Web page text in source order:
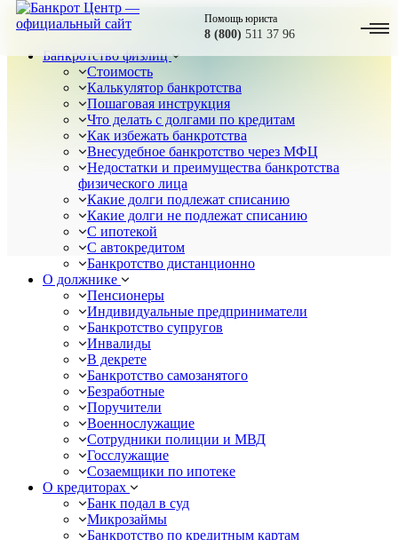
Помощь юриста
8 (800) 511 37 96
Банкротство физлиц
Стоимость
Калькулятор банкротства
Пошаговая инструкция
Что делать с долгами по кредитам
Как избежать банкротства
Внесудебное банкротство через МФЦ
Недостатки и преимущества банкротства
физического лица
Какие долги подлежат списанию
Какие долги не подлежат списанию
С ипотекой
С автокредитом
Банкротство дистанционно
О должнике
Пенсионеры
Индивидуальные предприниматели
Банкротство супругов
Инвалиды
В декрете
Банкротство самозанятого
Безработные
Поручители
Военнослужащие
Сотрудники полиции и МВД
Госслужащие
Созаемщики по ипотеке
О кредиторах
Банк подал в суд
Микрозаймы
Банкротство по кредитным картам